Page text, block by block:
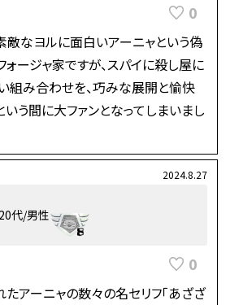
0
敵なヨルに面白いアーニャという偽
ージャ家ですが、スパイに殺し屋に
組み合わせを、巧みな展開と愉快
う間に大ファンとなってしまいまし
2024.8.27
代/男性
0
アーニャの数々の名セリフ「あざざ